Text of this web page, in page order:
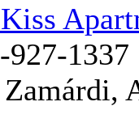
927-1337
Zamárdi,